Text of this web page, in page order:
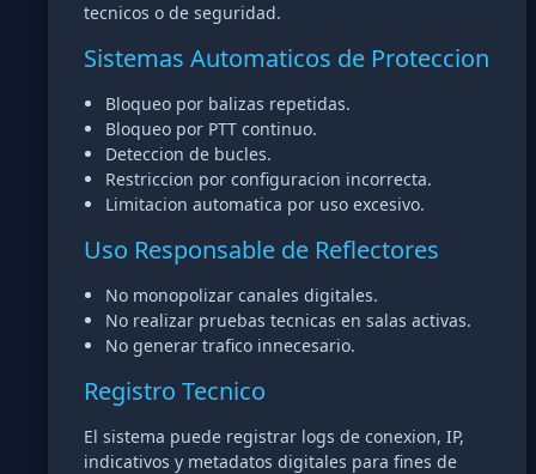
tecnicos o de seguridad.
Sistemas Automaticos de Proteccion
Bloqueo por balizas repetidas.
Bloqueo por PTT continuo.
Deteccion de bucles.
Restriccion por configuracion incorrecta.
Limitacion automatica por uso excesivo.
Uso Responsable de Reflectores
No monopolizar canales digitales.
No realizar pruebas tecnicas en salas activas.
No generar trafico innecesario.
Registro Tecnico
El sistema puede registrar logs de conexion, IP,
indicativos y metadatos digitales para fines de